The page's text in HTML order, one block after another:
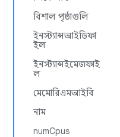
বিশাল পৃষ্ঠাগুলি
ইনস্ট্যান্সআইডিফা
ইল
ইনস্ট্যান্সইমেজফাই
ল
মেমোরিএমআইবি
নাম
numCpus